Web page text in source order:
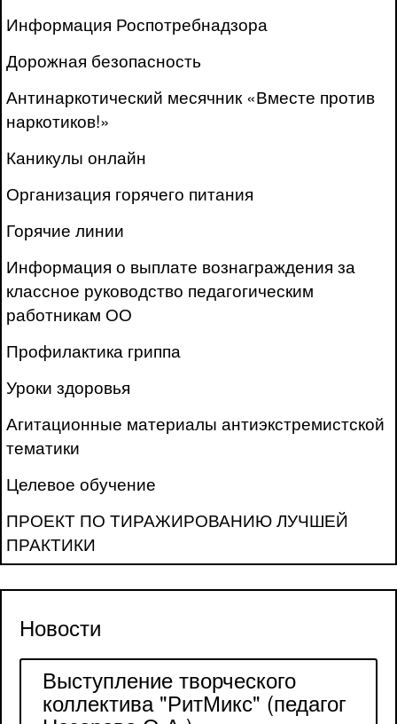
Информация Роспотребнадзора
Дорожная безопасность
Антинаркотический месячник «Вместе против
наркотиков!»
Каникулы онлайн
Организация горячего питания
Горячие линии
Информация о выплате вознаграждения за
классное руководство педагогическим
работникам ОО
Профилактика гриппа
Уроки здоровья
Агитационные материалы антиэкстремистской
тематики
Целевое обучение
ПРОЕКТ ПО ТИРАЖИРОВАНИЮ ЛУЧШЕЙ
ПРАКТИКИ
Новости
Выступление творческого
коллектива "РитМикс" (педагог